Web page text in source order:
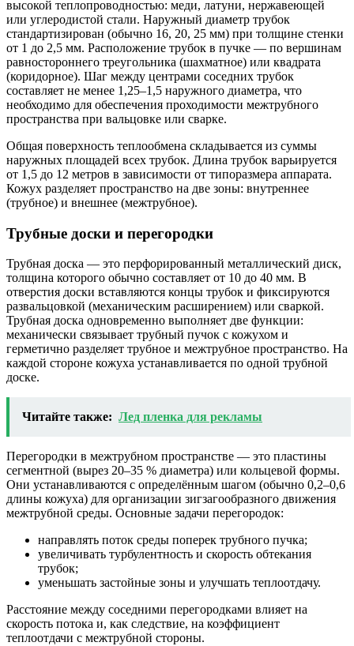
высокой теплопроводностью: меди, латуни, нержавеющей
или углеродистой стали. Наружный диаметр трубок
стандартизирован (обычно 16, 20, 25 мм) при толщине стенки
от 1 до 2,5 мм. Расположение трубок в пучке — по вершинам
равностороннего треугольника (шахматное) или квадрата
(коридорное). Шаг между центрами соседних трубок
составляет не менее 1,25–1,5 наружного диаметра, что
необходимо для обеспечения проходимости межтрубного
пространства при вальцовке или сварке.
Общая поверхность теплообмена складывается из суммы
наружных площадей всех трубок. Длина трубок варьируется
от 1,5 до 12 метров в зависимости от типоразмера аппарата.
Кожух разделяет пространство на две зоны: внутреннее
(трубное) и внешнее (межтрубное).
Трубные доски и перегородки
Трубная доска — это перфорированный металлический диск,
толщина которого обычно составляет от 10 до 40 мм. В
отверстия доски вставляются концы трубок и фиксируются
развальцовкой (механическим расширением) или сваркой.
Трубная доска одновременно выполняет две функции:
механически связывает трубный пучок с кожухом и
герметично разделяет трубное и межтрубное пространство. На
каждой стороне кожуха устанавливается по одной трубной
доске.
Читайте также: Лед пленка для рекламы
Перегородки в межтрубном пространстве — это пластины
сегментной (вырез 20–35 % диаметра) или кольцевой формы.
Они устанавливаются с определённым шагом (обычно 0,2–0,6
длины кожуха) для организации зигзагообразного движения
межтрубной среды. Основные задачи перегородок:
направлять поток среды поперек трубного пучка;
увеличивать турбулентность и скорость обтекания
трубок;
уменьшать застойные зоны и улучшать теплоотдачу.
Расстояние между соседними перегородками влияет на
скорость потока и, как следствие, на коэффициент
теплоотдачи с межтрубной стороны.